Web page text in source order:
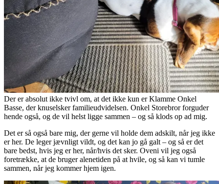
Der er absolut ikke tvivl om, at det ikke kun er Klamme Onkel
Basse, der knuselsker familieudvidelsen. Onkel Storebror forguder
hende også, og de vil helst ligge sammen – og så klods op ad mig.
Det er så også bare mig, der gerne vil holde dem adskilt, når jeg ikke
er her. De leger jævnligt vildt, og det kan jo gå galt – og så er det
bare bedst, hvis jeg er her, når/hvis det sker. Oveni vil jeg også
foretrække, at de bruger alenetiden på at hvile, og så kan vi tumle
sammen, når jeg kommer hjem igen.